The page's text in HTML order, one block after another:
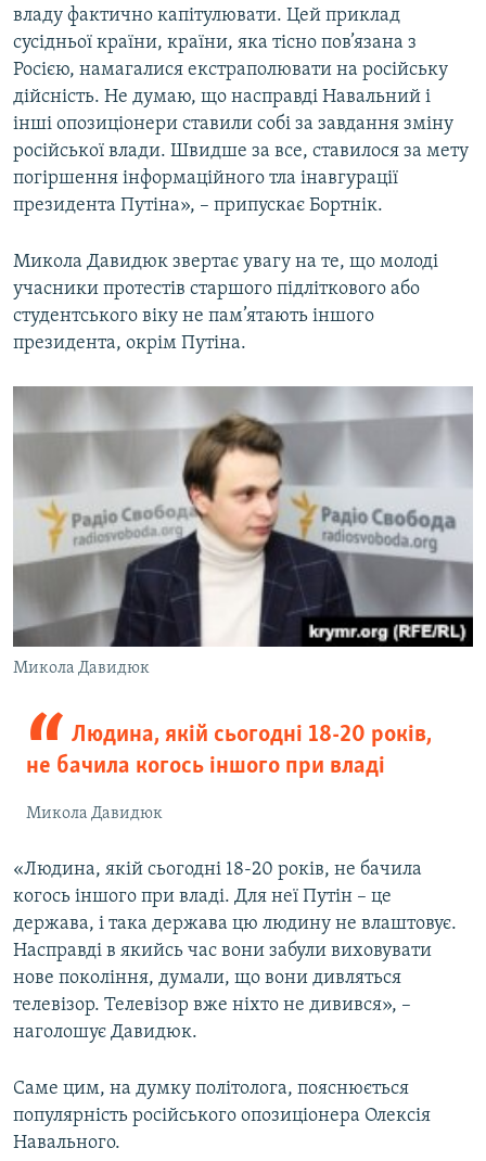
владу фактично капітулювати. Цей приклад
сусідньої країни, країни, яка тісно пов’язана з
Росією, намагалися екстраполювати на російську
дійсність. Не думаю, що насправді Навальний і
інші опозиціонери ставили собі за завдання зміну
російської влади. Швидше за все, ставилося за мету
погіршення інформаційного тла інавгурації
президента Путіна», – припускає Бортнік.
Микола Давидюк звертає увагу на те, що молоді
учасники протестів старшого підліткового або
студентського віку не пам’ятають іншого
президента, окрім Путіна.
Микола Давидюк
Людина, якій сьогодні 18-20 років,
не бачила когось іншого при владі
Микола Давидюк
«Людина, якій сьогодні 18-20 років, не бачила
когось іншого при владі. Для неї Путін – це
держава, і така держава цю людину не влаштовує.
Насправді в якийсь час вони забули виховувати
нове покоління, думали, що вони дивляться
телевізор. Телевізор вже ніхто не дивився», –
наголошує Давидюк.
Саме цим, на думку політолога, пояснюється
популярність російського опозиціонера Олексія
Навального.